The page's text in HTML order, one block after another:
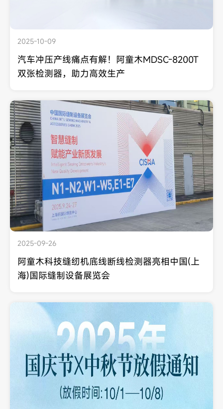
2025-10-09
汽车冲压产线痛点有解！阿童木MDSC-8200T
双张检测器，助力高效生产
2025-09-26
阿童木科技缝纫机底线断线检测器亮相中国(上
海)国际缝制设备展览会